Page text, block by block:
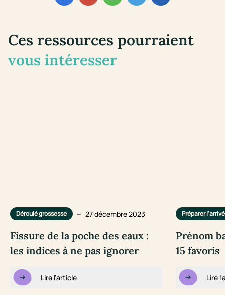
Ces ressources pourraient
vous intéresser
Déroulé grossesse – 27 décembre 2023
Fissure de la poche des eaux :
les indices à ne pas ignorer
Lire l'article
Préparer
Prénom
15 favoris
Lire